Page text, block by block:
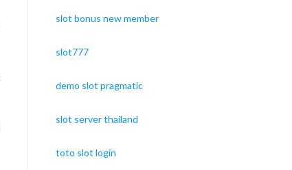
slot bonus new member
slot777
demo slot pragmatic
slot server thailand
toto slot login